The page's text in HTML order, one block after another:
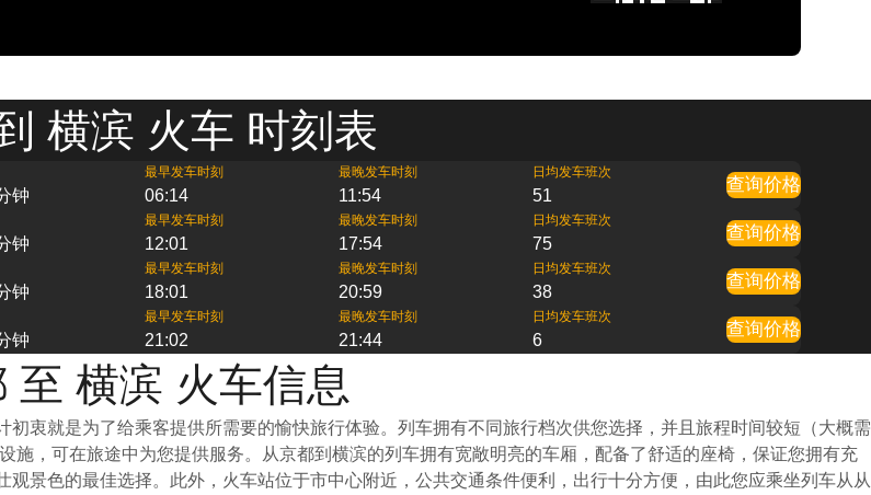
横滨 火车 时刻表
钟
最早发车时刻
06:14
最晚发车时刻
11:54
日均发车班次
51
查询价格
钟
最早发车时刻
12:01
最晚发车时刻
17:54
日均发车班次
75
查询价格
钟
最早发车时刻
18:01
最晚发车时刻
20:59
日均发车班次
38
查询价格
钟
最早发车时刻
21:02
最晚发车时刻
21:44
日均发车班次
6
查询价格
至 横滨 火车信息
衷就是为了给乘客提供所需要的愉快旅行体验。列车拥有不同旅行档次供您选择，并且旅程时间较短（大概需
，可在旅途中为您提供服务。从京都到横滨的列车拥有宽敞明亮的车厢，配备了舒适的座椅，保证您拥有充
景色的最佳选择。此外，火车站位于市中心附近，公共交通条件便利，出行十分方便，由此您应乘坐列车从从